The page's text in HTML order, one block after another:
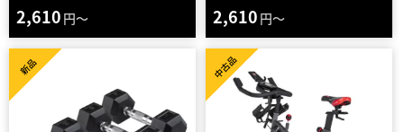
2,610 円～ 2,610 円～
新品 中古品